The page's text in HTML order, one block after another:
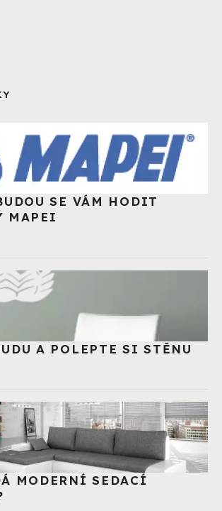
SE VÁM HODIT
MAPEI
A POLEPTE SI STĚNU
MODERNÍ SEDACÍ